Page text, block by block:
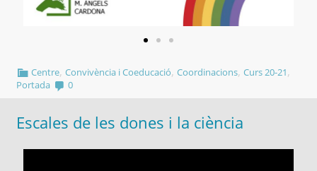
Centre,Convivència i Coeducació,Coordinacions,Curs 20-21,
Portada 0
Escales de les dones i la ciència